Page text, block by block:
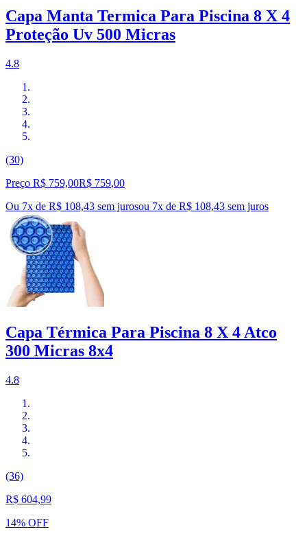
Capa Manta Termica Para Piscina 8 X 4
Proteção Uv 500 Micras
4.8
(30)
Preço R$ 759,00R$ 759,00
Ou 7x de R$ 108,43 sem jurosou 7x de R$ 108,43 sem juros
Capa Térmica Para Piscina 8 X 4 Atco
300 Micras 8x4
4.8
(36)
R$ 604,99
14% OFF